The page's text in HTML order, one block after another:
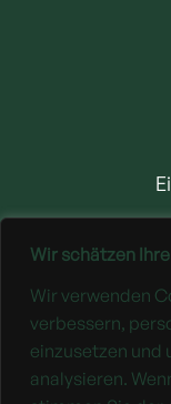
Wir schätzen
Wir verwenden
verbessern,
einzusetzen und
analysieren.